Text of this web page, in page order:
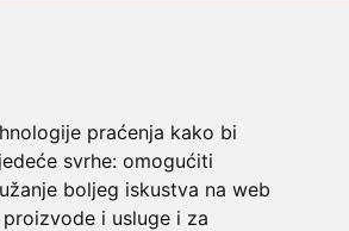
praćenja kako bi
svrhe: omogućiti
boljeg iskustva na web
i usluge i za
Sigurno obročno plaćanje
Do 24 rata bez kamata